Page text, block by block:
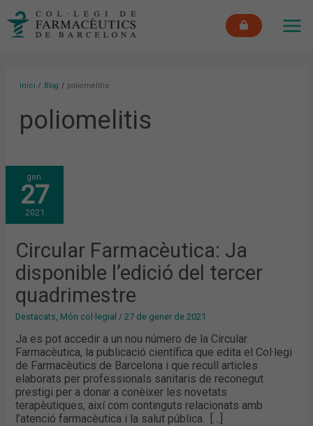
Inici Blog poliomelitis
poliomelitis
gen.
27
2021
Circular Farmacèutica: Ja
disponible l’edició del tercer
quadrimestre
Destacats Món col·legial /27 de gener de 2021
Ja es pot accedir a un nou número de la Circular
Farmacèutica, la publicació científica que edita el Col·legi
de Farmacèutics de Barcelona i que recull articles
elaborats per professionals sanitaris de reconegut
prestigi per a donar a conèixer les novetats
terapèutiques, així com continguts relacionats amb
l’atenció farmacèutica i la salut pública. […]
CIRCULAR
FARMACÈUTICA:
JA
DISPONIBLE
L’EDICIÓ
DEL
TERCER